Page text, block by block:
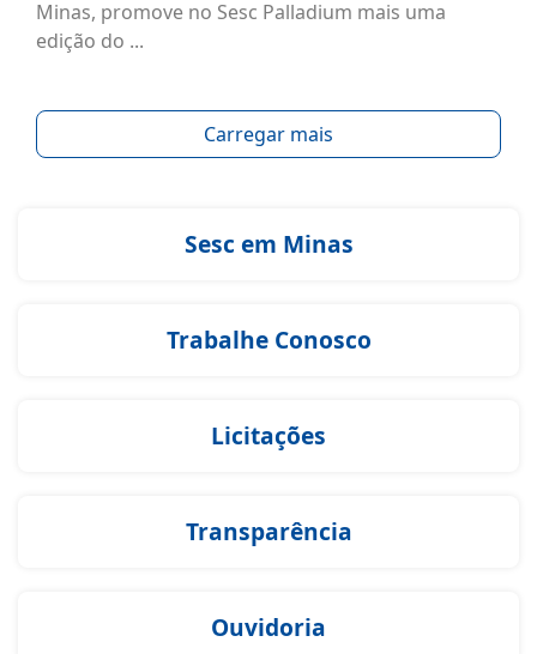
Minas, promove no Sesc Palladium mais uma
edição do ...
Carregar mais
Sesc em Minas
Trabalhe Conosco
Licitações
Transparência
Ouvidoria